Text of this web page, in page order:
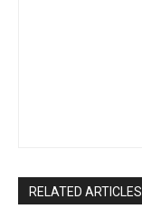
RELATED ARTICLES